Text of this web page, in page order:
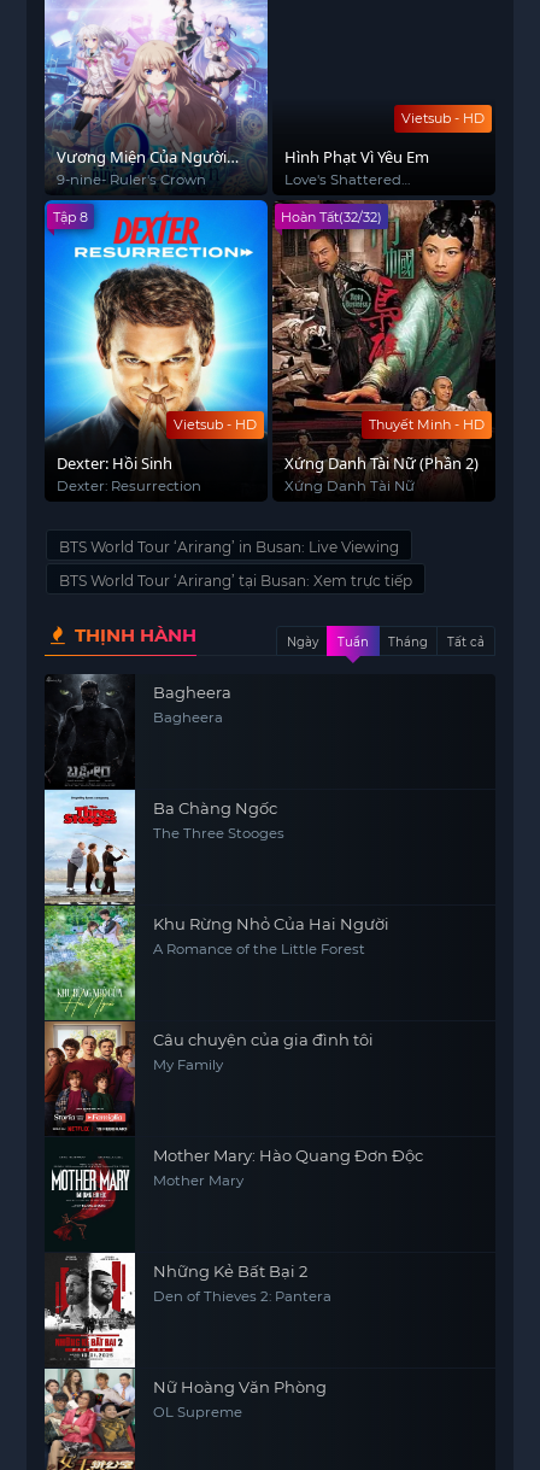
Vương Miện Của Người
Thống Trị
9-nine- Ruler's Crown
Vietsub - HD
Hình Phạt Vì Yêu Em
Love's Shattered
Reflections
Vietsub - HD
Tập 8
Dexter: Hồi Sinh
Dexter: Resurrection
Thuyết Minh - HD
Hoàn Tất(32/32)
Xứng Danh Tài Nữ (Phần 2)
Xứng Danh Tài Nữ
BTS World Tour ‘Arirang’ in Busan: Live Viewing
BTS World Tour ‘Arirang’ tại Busan: Xem trực tiếp
THỊNH HÀNH Ngày Tuần Tháng Tất cả
Bagheera
Bagheera
Ba Chàng Ngốc
The Three Stooges
Khu Rừng Nhỏ Của Hai Người
A Romance of the Little Forest
Câu chuyện của gia đình tôi
My Family
Mother Mary: Hào Quang Đơn Độc
Mother Mary
Những Kẻ Bất Bại 2
Den of Thieves 2: Pantera
Nữ Hoàng Văn Phòng
OL Supreme